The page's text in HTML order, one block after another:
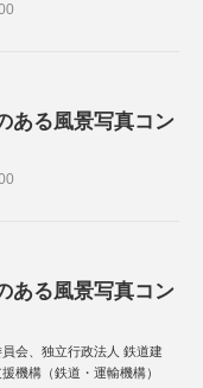
ある風景写真コン
ある風景写真コン
員会、独立行政法人 鉄道建
機構（鉄道・運輸機構）